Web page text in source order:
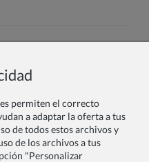
permiten el correcto
a adaptar la oferta a tus
de todos estos archivos y
de los archivos a tus
"Personalizar